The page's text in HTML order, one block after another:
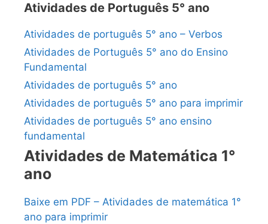
Atividades de Português 5° ano
Atividades de português 5° ano – Verbos
Atividades de Português 5° ano do Ensino
Fundamental
Atividades de português 5° ano
Atividades de português 5° ano para imprimir
Atividades de português 5° ano ensino
fundamental
Atividades de Matemática 1°
ano
Baixe em PDF – Atividades de matemática 1°
ano para imprimir